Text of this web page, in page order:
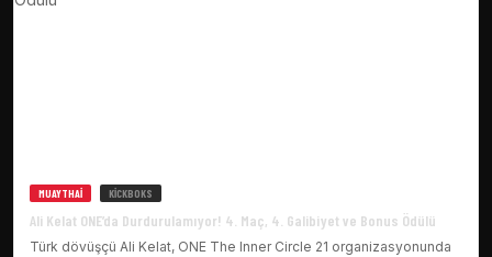
MUAYTHAI KICKBOKS
Ali Kelat ONE’da Durdurulamıyor! 4. Maç, 4. Galibiyet ve Bonus Ödülü
Türk dövüşçü Ali Kelat, ONE The Inner Circle 21 organizasyonunda